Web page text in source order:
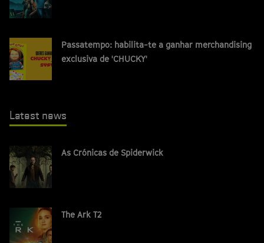
Passatempo: habilita-te a ganhar merchandising
exclusiva de 'CHUCKY'
Latest news
As Crónicas de Spiderwick
The Ark T2